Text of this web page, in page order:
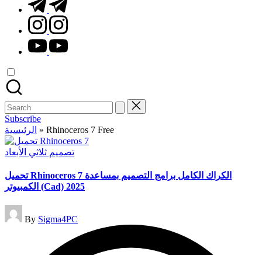
instagram.com
youtube.com
Search
for:
Subscribe
الرئيسية » Rhinoceros 7 Free
Posted
تصميم ثلاثي الأبعاد
تحميل Rhinoceros 7 الكراك الكامل برامج التصميم بمساعدة
الكمبيوتر (Cad) 2025
Posted
by
By Sigma4PC